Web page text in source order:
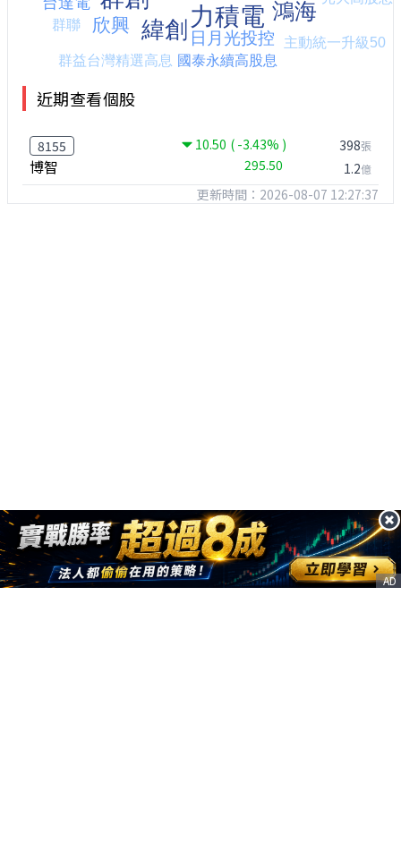
近期查看個股
8155 10.50 ( -3.43% )
博智 295.50
398張
1.2億
更新時間：2026-08-07 12:27:37
AD